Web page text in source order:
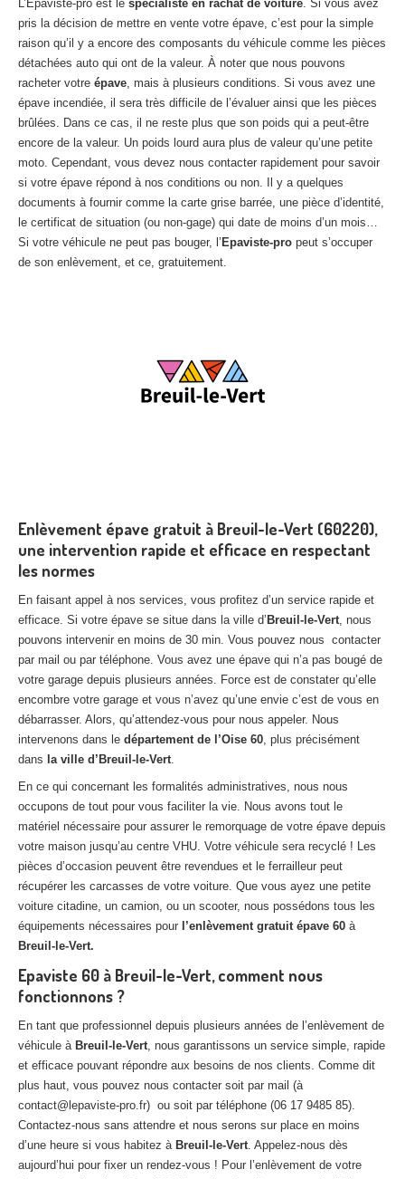
L’Epaviste-pro est le spécialiste en rachat de voiture. Si vous avez
pris la décision de mettre en vente votre épave, c’est pour la simple
raison qu’il y a encore des composants du véhicule comme les pièces
détachées auto qui ont de la valeur. À noter que nous pouvons
racheter votre épave, mais à plusieurs conditions. Si vous avez une
épave incendiée, il sera très difficile de l’évaluer ainsi que les pièces
brûlées. Dans ce cas, il ne reste plus que son poids qui a peut-être
encore de la valeur. Un poids lourd aura plus de valeur qu’une petite
moto. Cependant, vous devez nous contacter rapidement pour savoir
si votre épave répond à nos conditions ou non. Il y a quelques
documents à fournir comme la carte grise barrée, une pièce d’identité,
le certificat de situation (ou non-gage) qui date de moins d’un mois…
Si votre véhicule ne peut pas bouger, l’ Epaviste-pro peut s’occuper
de son enlèvement, et ce, gratuitement.
Enlèvement épave gratuit à Breuil-le-Vert (60220),
une intervention rapide et efficace en respectant
les normes
En faisant appel à nos services, vous profitez d’un service rapide et
efficace. Si votre épave se situe dans la ville d’ Breuil-le-Vert, nous
pouvons intervenir en moins de 30 min. Vous pouvez nous contacter
par mail ou par téléphone. Vous avez une épave qui n’a pas bougé de
votre garage depuis plusieurs années. Force est de constater qu’elle
encombre votre garage et vous n’avez qu’une envie c’est de vous en
débarrasser. Alors, qu’attendez-vous pour nous appeler. Nous
intervenons dans le département de l’Oise 60, plus précisément
dans la ville d’Breuil-le-Vert.
En ce qui concernant les formalités administratives, nous nous
occupons de tout pour vous faciliter la vie. Nous avons tout le
matériel nécessaire pour assurer le remorquage de votre épave depuis
votre maison jusqu’au centre VHU. Votre véhicule sera recyclé ! Les
pièces d’occasion peuvent être revendues et le ferrailleur peut
récupérer les carcasses de votre voiture. Que vous ayez une petite
voiture citadine, un camion, ou un scooter, nous possédons tous les
équipements nécessaires pour l’enlèvement gratuit épave 60 à
Breuil-le-Vert.
Epaviste 60 à Breuil-le-Vert, comment nous
fonctionnons ?
En tant que professionnel depuis plusieurs années de l’enlèvement de
véhicule à Breuil-le-Vert, nous garantissons un service simple, rapide
et efficace pouvant répondre aux besoins de nos clients. Comme dit
plus haut, vous pouvez nous contacter soit par mail (à
contact@lepaviste-pro.fr) ou soit par téléphone (06 17 9485 85).
Contactez-nous sans attendre et nous serons sur place en moins
d’une heure si vous habitez à Breuil-le-Vert. Appelez-nous dès
aujourd’hui pour fixer un rendez-vous ! Pour l’enlèvement de votre